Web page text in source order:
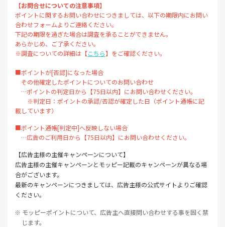
【お問合せについての注意事項】
ポイントに関するお問い合わせにつきましては、以下の期限内にお問い
合わせフォームよりご連絡ください。
下記の期限を過ぎた場合は調査を承ることができません。
あらかじめ、ご了承ください。
※調査についての詳細は【こちら】をご確認ください。
■ポイントが[否認]になった場合
その他確定したポイントについてのお問い合わせ
…ポイントの判定日から【75日以内】にお問い合わせください。
※判定日：ポイントの承認/否認が確定した日（ポイント通帳に記
載しています）
■ポイント通帳[判定中]へ反映しない場合
…広告のご利用日から【75日以内】にお問い合わせください。
【広告主様の主催キャンペーンについて】
広告主様の主催キャンペーンとモッピー記載のキャンペーンが異なる場
合がございます。
最新のキャンペーンにつきましては、広告主様の公式サイトよりご確認
ください。
※ モッピーポイントについて、広告主へ直接問い合わせする事を固く禁
じます。